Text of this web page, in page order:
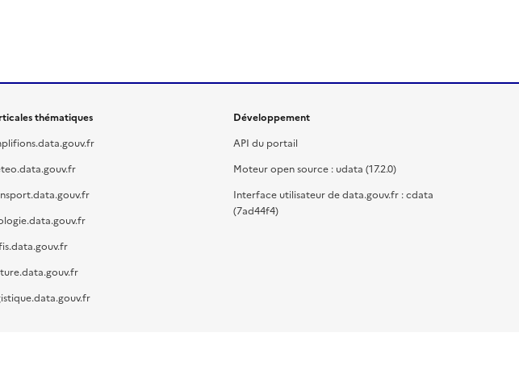
thématiques
Développement
API du portail
Moteur open source : udata (17.2.0)
Interface utilisateur de data.gouv.fr : cdata
(7ad44f4)